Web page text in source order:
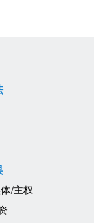
/主权